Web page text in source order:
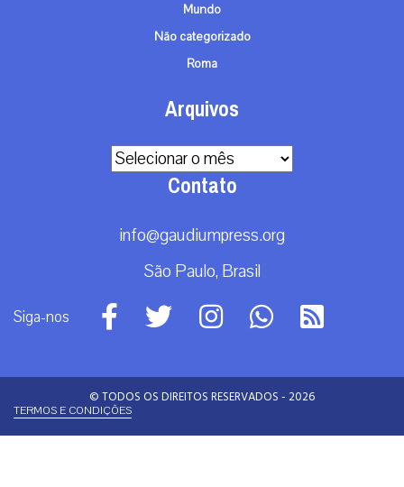
Mundo
Não categorizado
Roma
Arquivos
Arquivos
Contato
info@gaudiumpress.org
São Paulo, Brasil
Siga-nos
© TODOS OS DIREITOS RESERVADOS - 2026
TERMOS E CONDIÇÕES